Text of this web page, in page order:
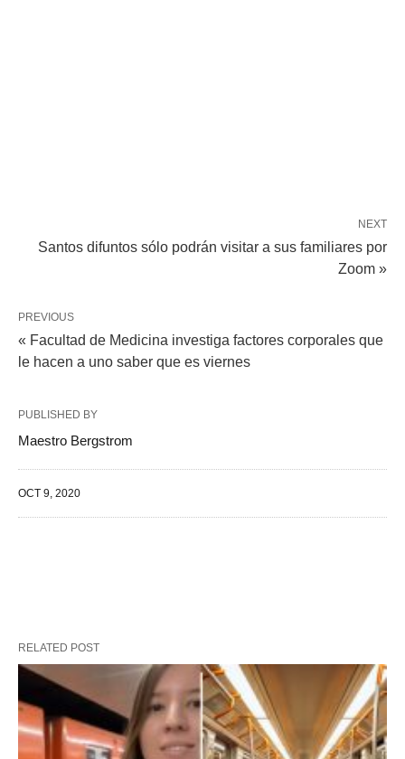
NEXT
Santos difuntos sólo podrán visitar a sus familiares por
Zoom »
PREVIOUS
« Facultad de Medicina investiga factores corporales que
le hacen a uno saber que es viernes
PUBLISHED BY
Maestro Bergstrom
OCT 9, 2020
RELATED POST